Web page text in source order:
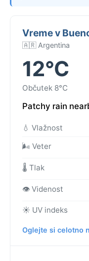
Vreme v
🇦🇷 Argentina
12°C
Občutek 8°C
Patchy rain
💧 Vlažnost
🌬️ Veter
🌡️ Tlak
👁️ Videnost
☀️ UV indeks
Oglejte si celotno